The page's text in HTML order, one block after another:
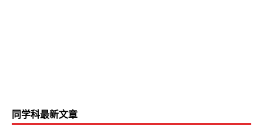
同学科最新文章